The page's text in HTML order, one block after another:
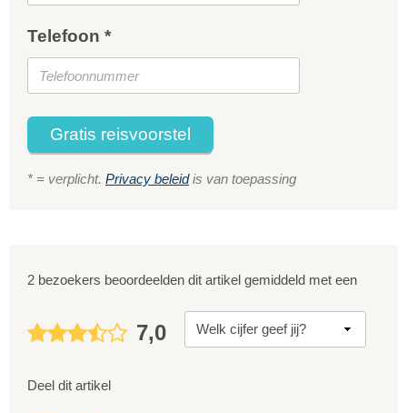
Telefoon *
Gratis reisvoorstel
* = verplicht. Privacy beleidis van toepassing
2 bezoekers beoordeelden dit artikel gemiddeld met een
7,0
Deel dit artikel